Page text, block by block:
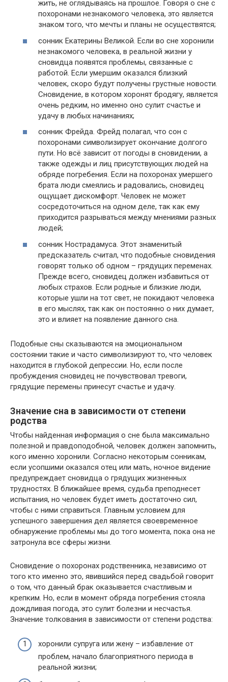
жить, не оглядываясь на прошлое. Говоря о сне с
похоронами незнакомого человека, это является
знаком того, что мечты и планы не осуществятся;
сонник Екатерины Великой. Если во сне хоронили
незнакомого человека, в реальной жизни у
сновидца появятся проблемы, связанные с
работой. Если умершим оказался близкий
человек, скоро будут получены грустные новости.
Сновидение, в котором хоронят бродягу, является
очень редким, но именно оно сулит счастье и
удачу в любых начинаниях;
сонник Фрейда. Фрейд полагал, что сон с
похоронами символизирует окончание долгого
пути. Но всё зависит от погоды в сновидении, а
также одежды и лиц присутствующих людей на
обряде погребения. Если на похоронах умершего
брата люди смеялись и радовались, сновидец
ощущает дискомфорт. Человек не может
сосредоточиться на одном деле, так как ему
приходится разрываться между мнениями разных
людей;
сонник Нострадамуса. Этот знаменитый
предсказатель считал, что подобные сновидения
говорят только об одном – грядущих переменах.
Прежде всего, сновидец должен избавиться от
любых страхов. Если родные и близкие люди,
которые ушли на тот свет, не покидают человека
в его мыслях, так как он постоянно о них думает,
это и влияет на появление данного сна.
Подобные сны сказываются на эмоциональном
состоянии такие и часто символизируют то, что человек
находится в глубокой депрессии. Но, если после
пробуждения сновидец не почувствовал тревоги,
грядущие перемены принесут счастье и удачу.
Значение сна в зависимости от степени
родства
Чтобы найденная информация о сне была максимально
полезной и правдоподобной, человек должен запомнить,
кого именно хоронили. Согласно некоторым сонникам,
если усопшими оказался отец или мать, ночное видение
предупреждает сновидца о грядущих жизненных
трудностях. В ближайшее время, судьба преподнесет
испытания, но человек будет иметь достаточно сил,
чтобы с ними справиться. Главным условием для
успешного завершения дел является своевременное
обнаружение проблемы мы до того момента, пока она не
затронула все сферы жизни.
Сновидение о похоронах родственника, независимо от
того кто именно это, явившийся перед свадьбой говорит
о том, что данный брак оказывается счастливым и
крепким. Но, если в момент обряда погребения стояла
дождливая погода, это сулит болезни и несчастья.
Значение толкования в зависимости от степени родства:
хоронили супруга или жену – избавление от
проблем, начало благоприятного периода в
реальной жизни;